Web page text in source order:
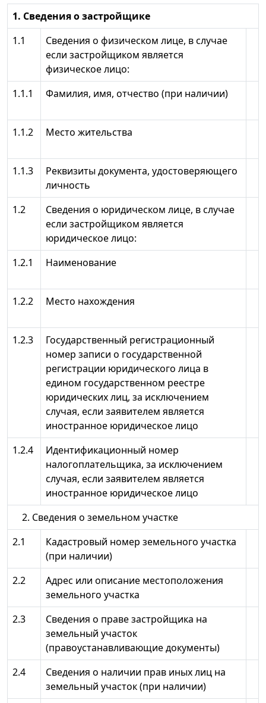
1. Сведения о застройщике
1.1
Сведения о физическом лице, в случае
если застройщиком является
физическое лицо:
1.1.1
Фамилия, имя, отчество (при наличии)
1.1.2 Место жительства
1.1.3
Реквизиты документа, удостоверяющего
личность
1.2
Сведения о юридическом лице, в случае
если застройщиком является
юридическое лицо:
1.2.1
Наименование
1.2.2 Место нахождения
1.2.3
Государственный регистрационный
номер записи о государственной
регистрации юридического лица в
едином государственном реестре
юридических лиц, за исключением
случая, если заявителем является
иностранное юридическое лицо
1.2.4
Идентификационный номер
налогоплательщика, за исключением
случая, если заявителем является
иностранное юридическое лицо
2. Сведения о земельном участке
2.1
Кадастровый номер земельного участка
(при наличии)
2.2
Адрес или описание местоположения
земельного участка
2.3
Сведения о праве застройщика на
земельный участок
(правоустанавливающие документы)
2.4
Сведения о наличии прав иных лиц на
земельный участок (при наличии)